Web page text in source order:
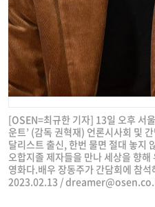
[OSEN=최규한 기자] 13일 오후 서
운트’ (감독 권혁재) 언론시사회 및
달리스트 출신, 한번 물면 절대 놓지
오합지졸 제자들을 만나 세상을 향
영화다.배우 장동주가 간담회에 참
2023.02.13 /